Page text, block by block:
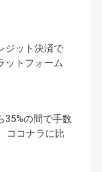
ジット決済で
ットフォーム
35%の間で手数
ココナラに比